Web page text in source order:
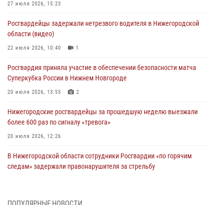
27 июля 2026, 15:23
Росгвардейцы задержали нетрезвого водителя в Нижегородской
области (видео)
22 июля 2026, 10:40 1
Росгвардия приняла участие в обеспечении безопасности матча
Суперкубка России в Нижнем Новгороде
20 июля 2026, 13:55 2
Нижегородские росгвардейцы за прошедшую неделю выезжали
более 600 раз по сигналу «тревога»
20 июля 2026, 12:26
В Нижегородской области сотрудники Росгвардии «по горячим
следам» задержали правонарушителя за стрельбу
В Нижегородской области продолжаются мероприятия в рамках